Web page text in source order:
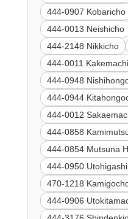
444-0907 Kobaricho
444-0013 Neishicho
444-2148 Nikkicho
444-0011 Kakemachi
444-0948
444-0944
444-0012
444-0858
444-0854 Mutsuna
444-0950
470-1218
444-0906